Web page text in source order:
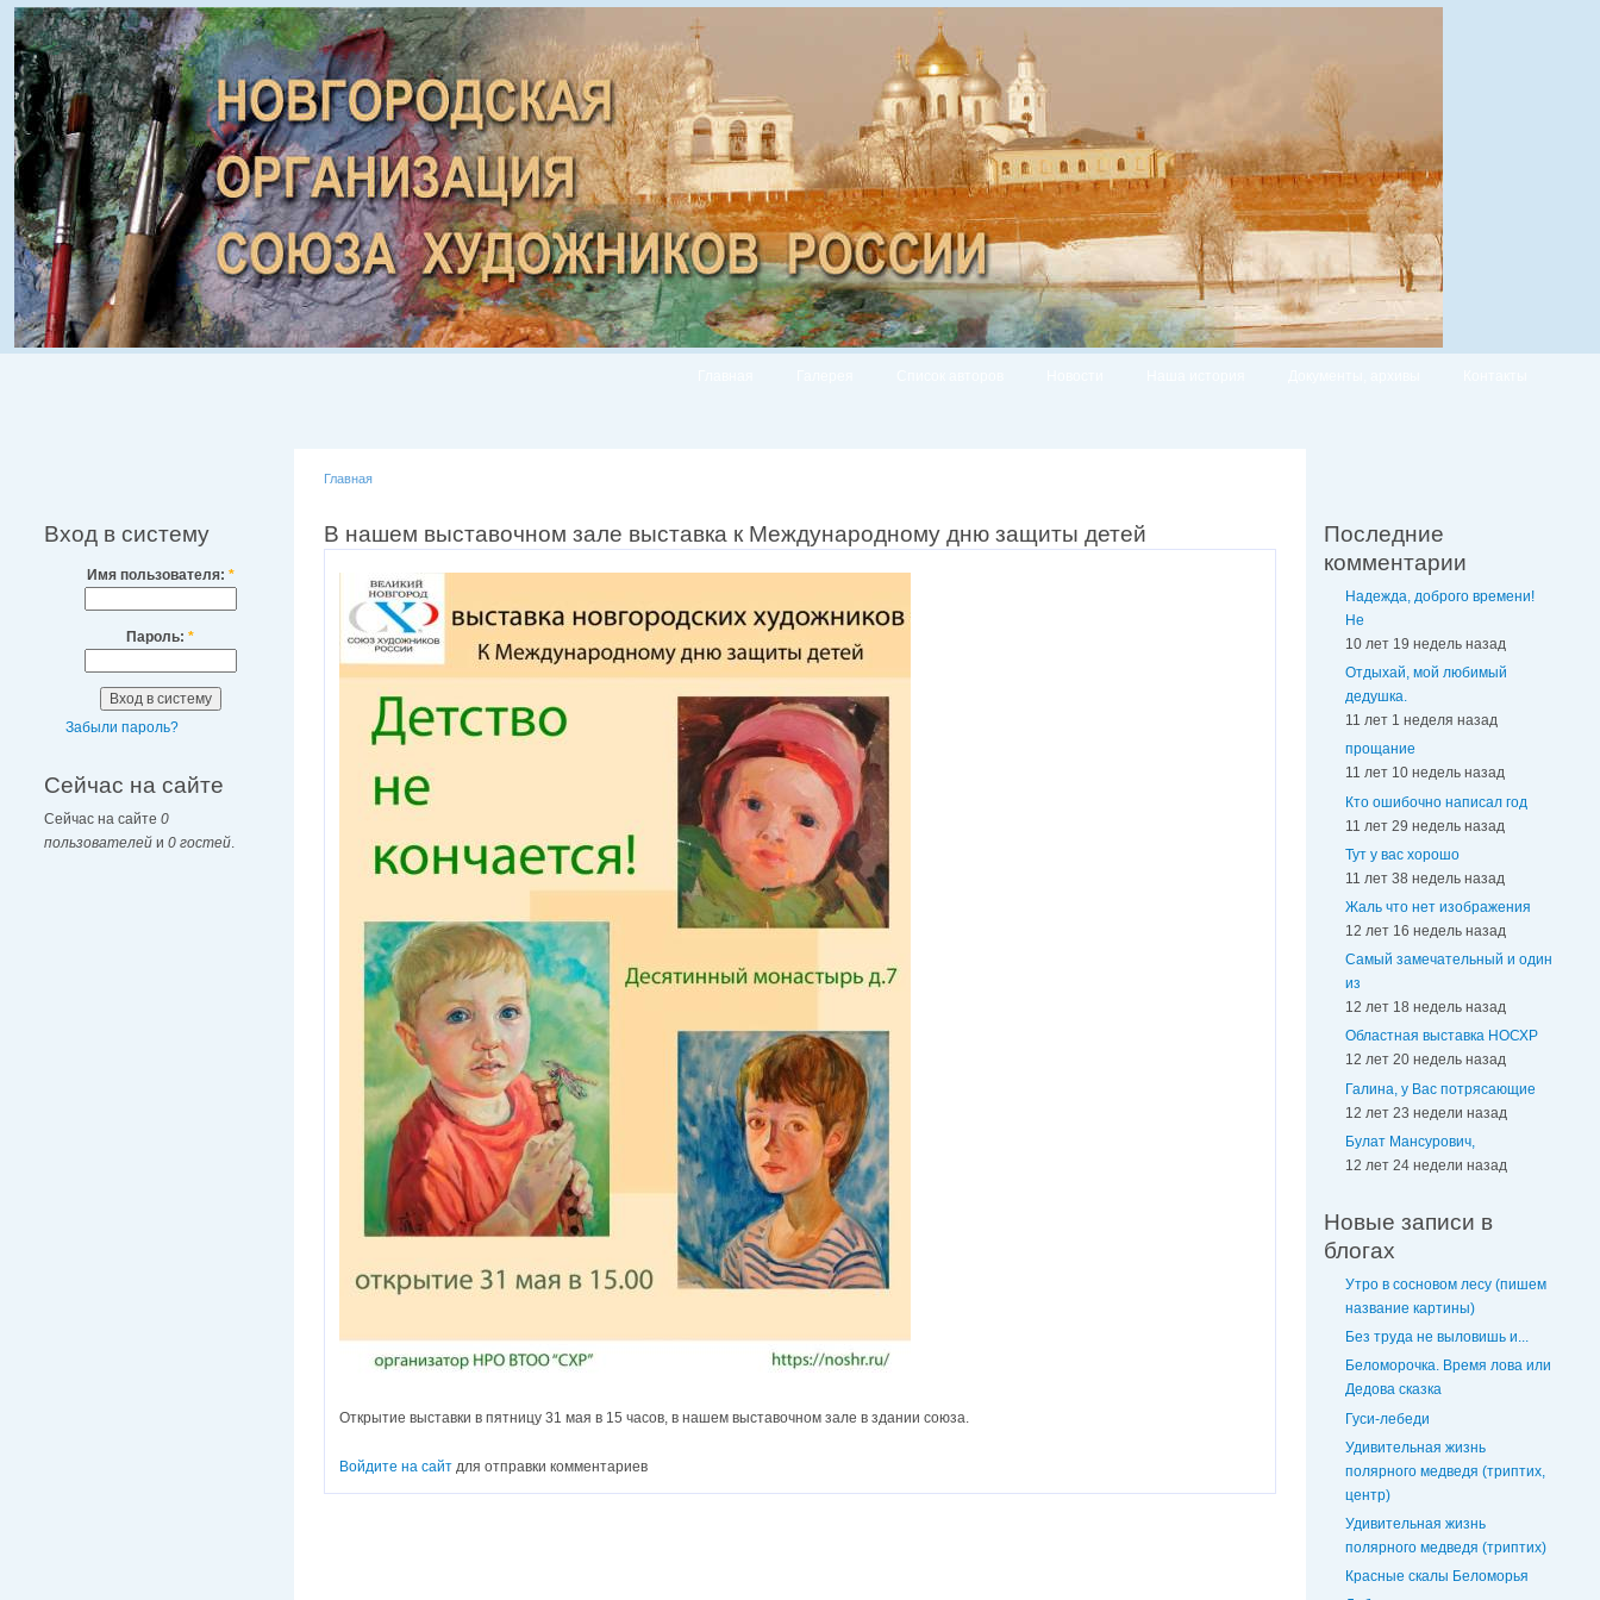
Вход в систему
Имя пользователя: *
Пароль: *
Забыли пароль?
Сейчас на сайте
Сейчас на сайте 0
пользователей и 0 гостей
Главная
В нашем выставочном зале выставка к Международному дню защиты детей
Открытие выставки в пятницу 31 мая в 15 часов, в нашем выставочном зале в здании союза.
Войдите на сайт для отправки комментариев
Последние
комментарии
Надежда, доброго времени!
Не
10 лет 19 недель назад
Отдыхай, мой любимый
дедушка.
11 лет 1 неделя назад
прощание
11 лет 10 недель назад
Кто ошибочно написал год
11 лет 29 недель назад
Тут у вас хорошо
11 лет 38 недель назад
Жаль что нет изображения
12 лет 16 недель назад
Самый замечательный и один
из
12 лет 18 недель назад
Областная выставка НОСХР
12 лет 20 недель назад
Галина, у Вас потрясающие
12 лет 23 недели назад
Булат Мансурович,
12 лет 24 недели назад
Новые записи в
блогах
Утро в сосновом лесу (пишем
название картины)
Без труда не выловишь и...
Беломорочка. Время лова или
Дедова сказка
Гуси-лебеди
Удивительная жизнь
полярного медведя (триптих,
центр)
Удивительная жизнь
полярного медведя (триптих)
Красные скалы Беломорья